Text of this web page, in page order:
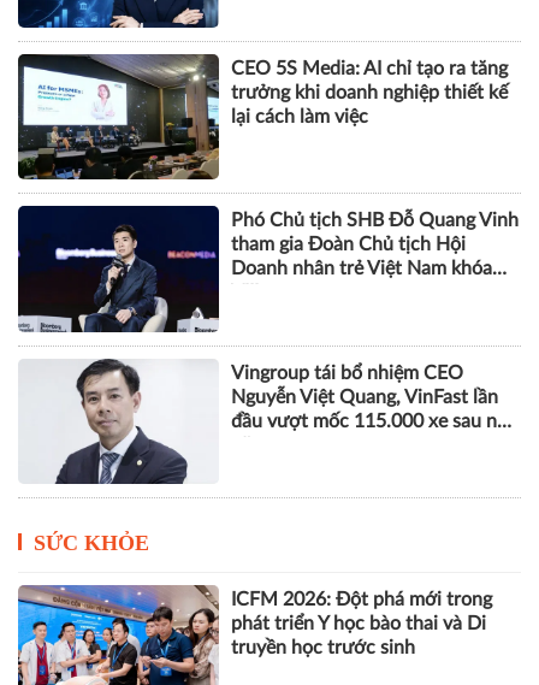
NHÂN VẬT
Bà Phạm Thị Huyền Trang được
bổ nhiệm làm Tổng Giám đốc
Eximbank
CEO 5S Media: AI chỉ tạo ra tăng
trưởng khi doanh nghiệp thiết kế
lại cách làm việc
Phó Chủ tịch SHB Đỗ Quang Vinh
tham gia Đoàn Chủ tịch Hội
Doanh nhân trẻ Việt Nam khóa
năm